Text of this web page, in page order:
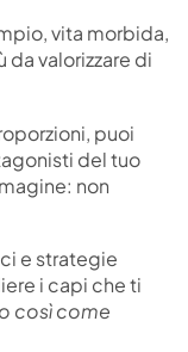
vita morbida,
valorizzare di
puoi
del tuo
non
e strategie
i capi che ti
così come